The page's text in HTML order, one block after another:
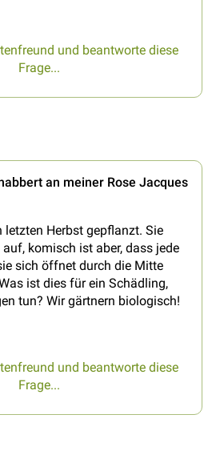
und beantworte diese
Frage...
an meiner Rose Jacques
letzten Herbst gepflanzt. Sie
komisch ist aber, dass jede
sich öffnet durch die Mitte
ist dies für ein Schädling,
tun? Wir gärtnern biologisch!
und beantworte diese
Frage...